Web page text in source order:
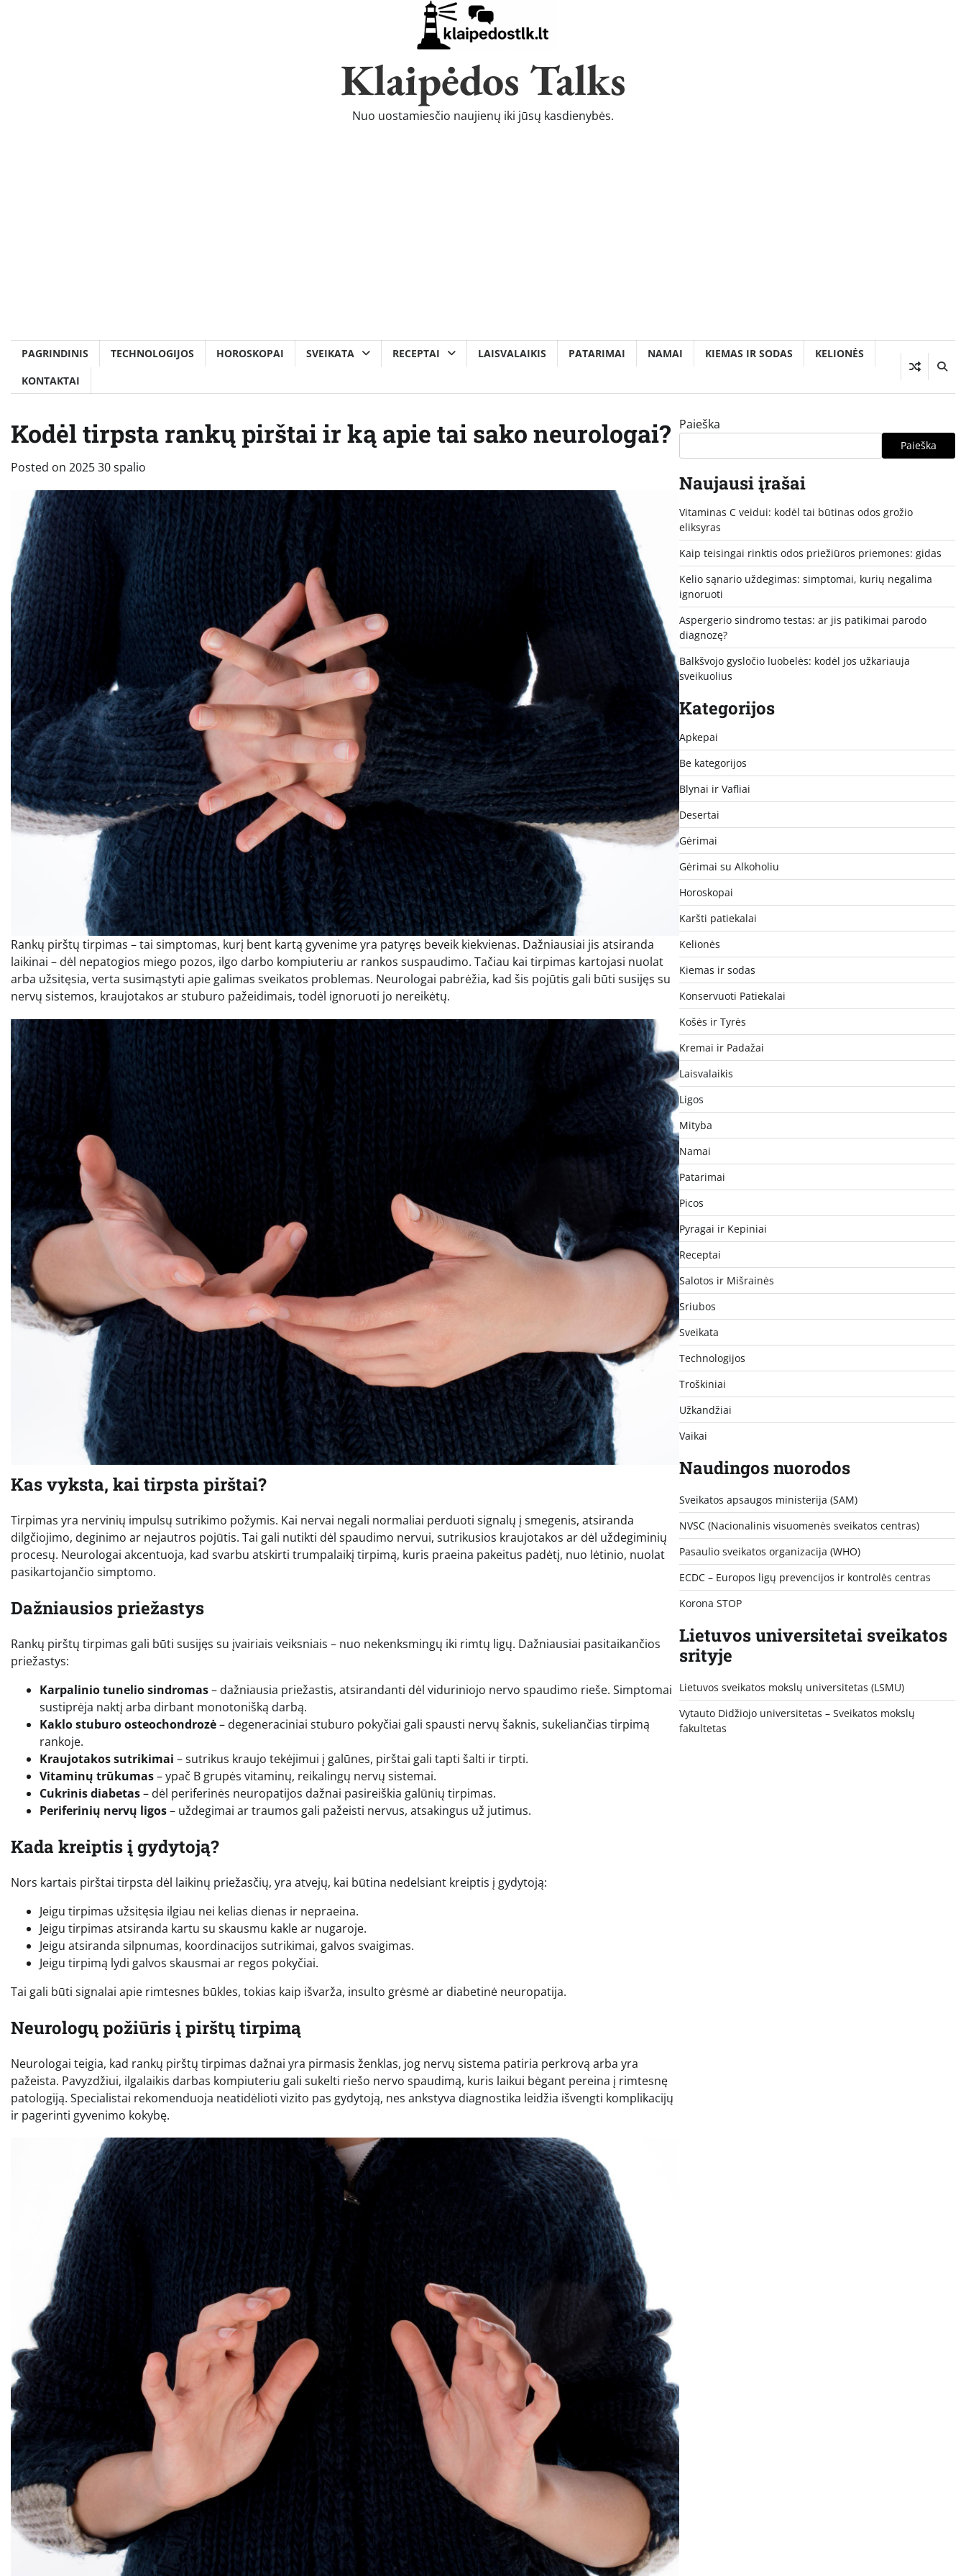
Klaipėdos Talks
Nuo uostamiesčio naujienų iki jūsų kasdienybės.
PAGRINDINIS TECHNOLOGIJOS HOROSKOPAI SVEIKATA RECEPTAI LAISVALAIKIS PATARIMAI NAMAI KIEMAS IR SODAS
KELIONĖS
KONTAKTAI
Kodėl tirpsta rankų pirštai ir ką apie tai sako neurologai?
Posted on 2025 30 spalio
Rankų pirštų tirpimas – tai simptomas, kurį bent kartą gyvenime yra patyręs beveik kiekvienas. Dažniausiai jis atsiranda
laikinai – dėl nepatogios miego pozos, ilgo darbo kompiuteriu ar rankos suspaudimo. Tačiau kai tirpimas kartojasi nuolat
arba užsitęsia, verta susimąstyti apie galimas sveikatos problemas. Neurologai pabrėžia, kad šis pojūtis gali būti susijęs su
nervų sistemos, kraujotakos ar stuburo pažeidimais, todėl ignoruoti jo nereikėtų.
Kas vyksta, kai tirpsta pirštai?
Tirpimas yra nervinių impulsų sutrikimo požymis. Kai nervai negali normaliai perduoti signalų į smegenis, atsiranda
dilgčiojimo, deginimo ar nejautros pojūtis. Tai gali nutikti dėl spaudimo nervui, sutrikusios kraujotakos ar dėl uždegiminių
procesų. Neurologai akcentuoja, kad svarbu atskirti trumpalaikį tirpimą, kuris praeina pakeitus padėtį, nuo lėtinio, nuolat
pasikartojančio simptomo.
Dažniausios priežastys
Rankų pirštų tirpimas gali būti susijęs su įvairiais veiksniais – nuo nekenksmingų iki rimtų ligų. Dažniausiai pasitaikančios
priežastys:
Karpalinio tunelio sindromas– dažniausia priežastis, atsirandanti dėl viduriniojo nervo spaudimo rieše. Simptomai
sustiprėja naktį arba dirbant monotonišką darbą.
Kaklo stuburo osteochondrozė– degeneraciniai stuburo pokyčiai gali spausti nervų šaknis, sukeliančias tirpimą
rankoje.
Kraujotakos sutrikimai – sutrikus kraujo tekėjimui į galūnes, pirštai gali tapti šalti ir tirpti.
Vitaminų trūkumas– ypač B grupės vitaminų, reikalingų nervų sistemai.
Cukrinis diabetas– dėl periferinės neuropatijos dažnai pasireiškia galūnių tirpimas.
Periferinių nervų ligos– uždegimai ar traumos gali pažeisti nervus, atsakingus už jutimus.
Kada kreiptis į gydytoją?
Nors kartais pirštai tirpsta dėl laikinų priežasčių, yra atvejų, kai būtina nedelsiant kreiptis į gydytoją:
Jeigu tirpimas užsitęsia ilgiau nei kelias dienas ir nepraeina.
Jeigu tirpimas atsiranda kartu su skausmu kakle ar nugaroje.
Jeigu atsiranda silpnumas, koordinacijos sutrikimai, galvos svaigimas.
Jeigu tirpimą lydi galvos skausmai ar regos pokyčiai.
Tai gali būti signalai apie rimtesnes būkles, tokias kaip išvarža, insulto grėsmė ar diabetinė neuropatija.
Neurologų požiūris į pirštų tirpimą
Neurologai teigia, kad rankų pirštų tirpimas dažnai yra pirmasis ženklas, jog nervų sistema patiria perkrovą arba yra
pažeista. Pavyzdžiui, ilgalaikis darbas kompiuteriu gali sukelti riešo nervo spaudimą, kuris laikui bėgant pereina į rimtesnę
patologiją. Specialistai rekomenduoja neatidėlioti vizito pas gydytoją, nes ankstyva diagnostika leidžia išvengti komplikacijų
ir pagerinti gyvenimo kokybę.
Paieška
Paieška
Naujausi įrašai
Vitaminas C veidui: kodėl tai būtinas odos grožio
eliksyras
Kaip teisingai rinktis odos priežiūros priemones: gidas
Kelio sąnario uždegimas: simptomai, kurių negalima
ignoruoti
Aspergerio sindromo testas: ar jis patikimai parodo
diagnozę?
Balkšvojo gysločio luobelės: kodėl jos užkariauja
sveikuolius
Kategorijos
Apkepai
Be kategorijos
Blynai ir Vafliai
Desertai
Gėrimai
Gėrimai su Alkoholiu
Horoskopai
Karšti patiekalai
Kelionės
Kiemas ir sodas
Konservuoti Patiekalai
Košės ir Tyrės
Kremai ir Padažai
Laisvalaikis
Ligos
Mityba
Namai
Patarimai
Picos
Pyragai ir Kepiniai
Receptai
Salotos ir Mišrainės
Sriubos
Sveikata
Technologijos
Troškiniai
Užkandžiai
Vaikai
Naudingos nuorodos
Sveikatos apsaugos ministerija (SAM)
NVSC (Nacionalinis visuomenės sveikatos centras)
Pasaulio sveikatos organizacija (WHO)
ECDC – Europos ligų prevencijos ir kontrolės centras
Korona STOP
Lietuvos universitetai sveikatos
srityje
Lietuvos sveikatos mokslų universitetas (LSMU)
Vytauto Didžiojo universitetas – Sveikatos mokslų
fakultetas